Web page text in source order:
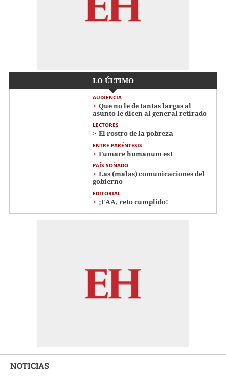
LO ÚLTIMO
AUDIENCIA
Que no le de tantas largas al
asunto le dicen al general retirado
LECTORES
El rostro de la pobreza
ENTRE PARÉNTESIS
Fumare humanum est
PAÍS SOÑADO
Las (malas) comunicaciones del
gobierno
EDITORIAL
¡EAA, reto cumplido!
NOTICIAS